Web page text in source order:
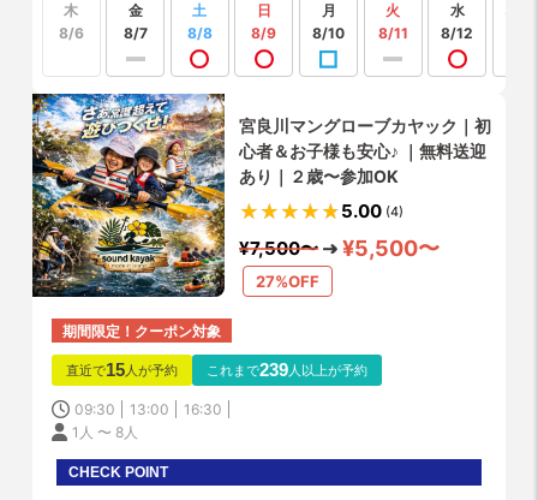
木
8/6
金
8/7
土
8/8
日
8/9
月
8/10
火
8/11
水
8/12
宮良川マングローブカヤック｜初
心者＆お子様も安心♪ ｜無料送迎
あり｜２歳〜参加OK
5.00 (4)
¥7,500〜 ¥5,500〜
27%OFF
期間限定！クーポン対象
直近で15人が予約 これまで239人以上が予約
09:30 13:00
16:30
1人 〜 8人
CHECK POINT